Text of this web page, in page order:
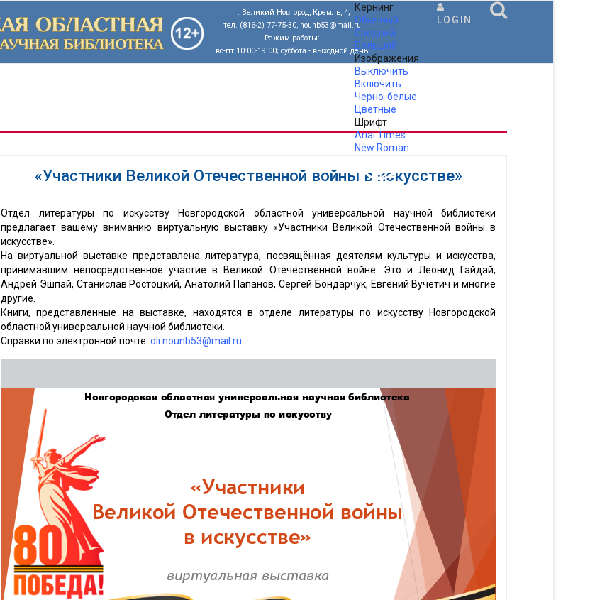
г. Великий Новгород, Кремль, 4;
тел. (816-2) 77-75-30, nounb53@mail.ru
Режим работы:
вс-пт 10:00-19:00; суббота - выходной день
Кернинг
Обычный
Средний
Большой
Изображения
Выключить
Включить
Черно-белые
Цветные
Шрифт
ArialTimes
New Roman
LOGIN
«Участники Великой Отечественной войны в искусстве»
Отдел литературы по искусству Новгородской областной универсальной научной библиотеки
предлагает вашему вниманию виртуальную выставку «Участники Великой Отечественной войны в
искусстве».
На виртуальной выставке представлена литература, посвящённая деятелям культуры и искусства,
принимавшим непосредственное участие в Великой Отечественной войне. Это и Леонид Гайдай,
Андрей Эшпай, Станислав Ростоцкий, Анатолий Папанов, Сергей Бондарчук, Евгений Вучетич и многие
другие.
Книги, представленные на выставке, находятся в отделе литературы по искусству Новгородской
областной универсальной научной библиотеки.
Справки по электронной почте: oli.nounb53@mail.ru